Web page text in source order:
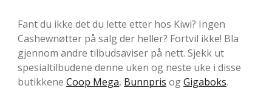
Fant du ikke det du lette etter hos Kiwi? Ingen
Cashewnøtter på salg der heller? Fortvil ikke! Bla
gjennom andre tilbudsaviser på nett. Sjekk ut
spesialtilbudene denne uken og neste uke i disse
butikkene Coop Mega, Bunnpris ogGigaboks.